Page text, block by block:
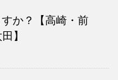
か？【高崎・前
】